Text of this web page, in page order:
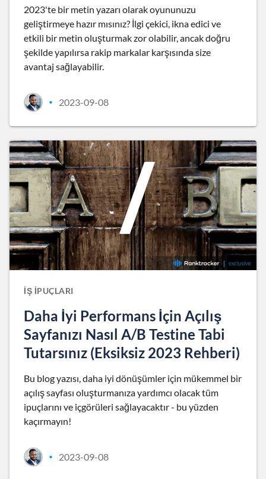
2023'te bir metin yazarı olarak oyununuzu
geliştirmeye hazır mısınız? İlgi çekici, ikna edici ve
etkili bir metin oluşturmak zor olabilir, ancak doğru
şekilde yapılırsa rakip markalar karşısında size
avantaj sağlayabilir.
• 2023-09-08
İŞ İPUÇLARI
Daha İyi Performans İçin Açılış
Sayfanızı Nasıl A/B Testine Tabi
Tutarsınız (Eksiksiz 2023 Rehberi)
Bu blog yazısı, daha iyi dönüşümler için mükemmel bir
açılış sayfası oluşturmanıza yardımcı olacak tüm
ipuçlarını ve içgörüleri sağlayacaktır - bu yüzden
kaçırmayın!
• 2023-09-08